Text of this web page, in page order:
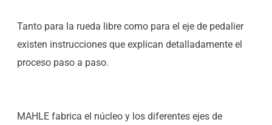
Tanto para la rueda libre como para el eje de pedalier
existen instrucciones que explican detalladamente el
proceso paso a paso.
MAHLE fabrica el núcleo y los diferentes ejes de